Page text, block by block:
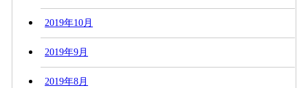
2019年10月
2019年9月
2019年8月